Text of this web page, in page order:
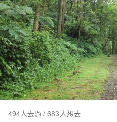
494人去過 / 683人想去